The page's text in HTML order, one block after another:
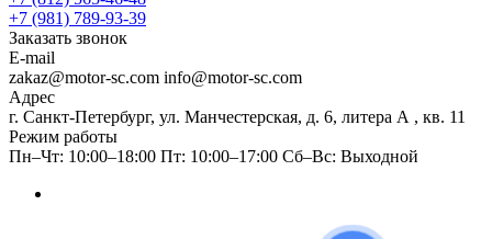
+7 (981) 789-93-39
Заказать звонок
E-mail
zakaz@motor-sc.com info@motor-sc.com
Адрес
г. Санкт-Петербург, ул. Манчестерская, д. 6, литера А , кв. 11
Режим работы
Пн–Чт: 10:00–18:00 Пт: 10:00–17:00 Сб–Вс: Выходной